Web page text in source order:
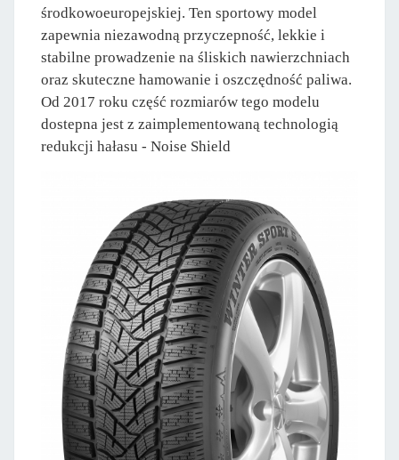
środkowoeuropejskiej. Ten sportowy model
zapewnia niezawodną przyczepność, lekkie i
stabilne prowadzenie na śliskich nawierzchniach
oraz skuteczne hamowanie i oszczędność paliwa.
Od 2017 roku część rozmiarów tego modelu
dostepna jest z zaimplementowaną technologią
redukcji hałasu - Noise Shield